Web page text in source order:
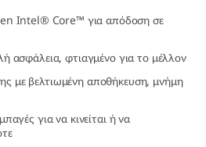
Intel® Core™ για απόδοση σε
ασφάλεια, φτιαγμένο για το μέλλον
με βελτιωμένη αποθήκευση, μνήμη
για να κινείται ή να